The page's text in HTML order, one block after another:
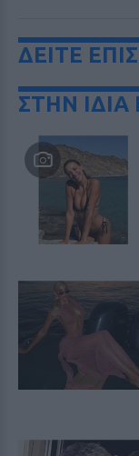
ΔΕΙΤΕ
ΣΤΗΝ